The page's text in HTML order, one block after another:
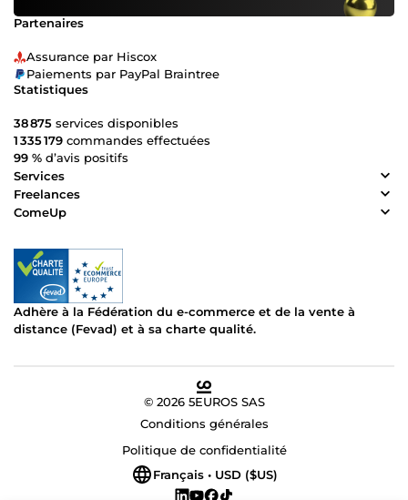
Partenaires
Assurance par Hiscox
Paiements par PayPal Braintree
Statistiques
38 875 services disponibles
1 335 179 commandes effectuées
99 % d’avis positifs
Services
Freelances
ComeUp
Adhère à la Fédération du e-commerce et de la vente à
distance (Fevad) et à sa charte qualité.
© 2026 5EUROS SAS
Conditions générales
Politique de confidentialité
Français • USD ($US)